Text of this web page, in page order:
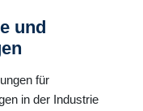
und
für
in der Industrie